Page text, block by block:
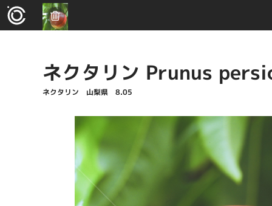
ネクタリン Prunus
ネクタリン 山梨県 8.05